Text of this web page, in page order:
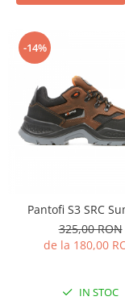
-14%
Pantofi S3 SRC
325,00 RON
de la 180,00
IN STOC